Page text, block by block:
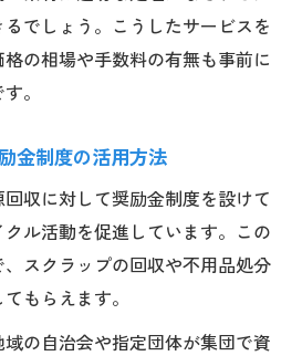
でしょう。こうしたサービスを
の相場や手数料の有無も事前に
。
金制度の活用方法
収に対して奨励金制度を設けて
ル活動を促進しています。この
スクラップの回収や不用品処分
もらえます。
の自治会や指定団体が集団で資